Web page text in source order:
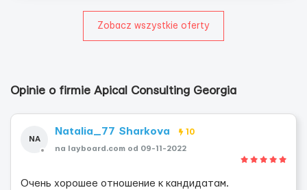
Zobacz wszystkie oferty
Opinie o firmie Apical Consulting Georgia
NA
Natalia_77 Sharkova 10
na layboard.com od 09-11-2022
Очень хорошее отношение к кандидатам.